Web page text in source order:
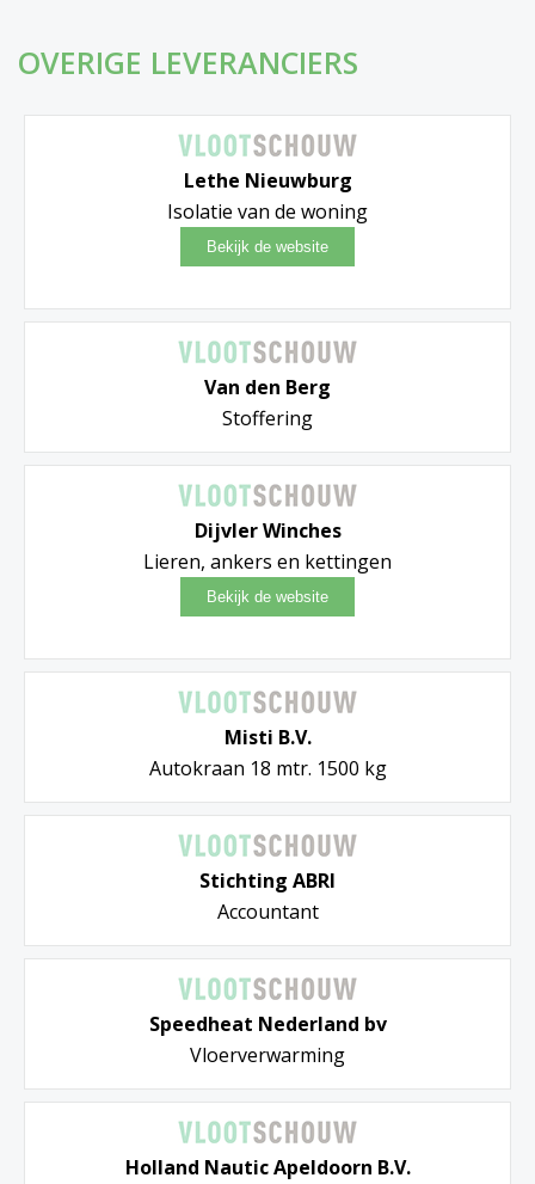
OVERIGE LEVERANCIERS
Lethe Nieuwburg
Isolatie van de woning
Van den Berg
Stoffering
Dijvler Winches
Lieren, ankers en kettingen
Misti B.V.
Autokraan 18 mtr. 1500 kg
Stichting ABRI
Accountant
Speedheat Nederland bv
Vloerverwarming
Holland Nautic Apeldoorn B.V.